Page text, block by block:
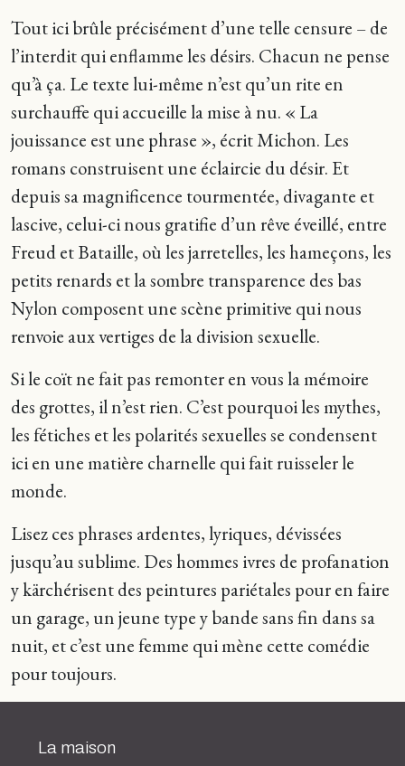
Tout ici brûle précisément d’une telle censure – de
l’interdit qui enflamme les désirs. Chacun ne pense
qu’à ça. Le texte lui-même n’est qu’un rite en
surchauffe qui accueille la mise à nu. « La
jouissance est une phrase », écrit Michon. Les
romans construisent une éclaircie du désir. Et
depuis sa magnificence tourmentée, divagante et
lascive, celui-ci nous gratifie d’un rêve éveillé, entre
Freud et Bataille, où les jarretelles, les hameçons, les
petits renards et la sombre transparence des bas
Nylon composent une scène primitive qui nous
renvoie aux vertiges de la division sexuelle.
Si le coït ne fait pas remonter en vous la mémoire
des grottes, il n’est rien. C’est pourquoi les mythes,
les fétiches et les polarités sexuelles se condensent
ici en une matière charnelle qui fait ruisseler le
monde.
Lisez ces phrases ardentes, lyriques, dévissées
jusqu’au sublime. Des hommes ivres de profanation
y kärchérisent des peintures pariétales pour en faire
un garage, un jeune type y bande sans fin dans sa
nuit, et c’est une femme qui mène cette comédie
pour toujours.
La maison